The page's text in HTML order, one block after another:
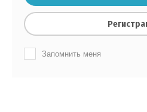
Запомнить меня